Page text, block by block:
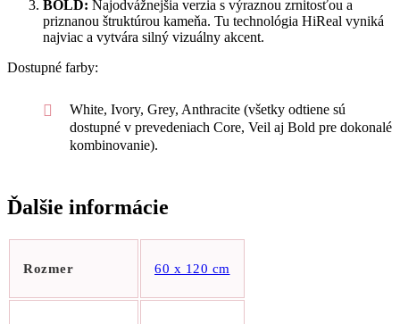
BOLD: Najodvážnejšia verzia s výraznou zrnitosťou a
priznanou štruktúrou kameňa. Tu technológia HiReal vyniká
najviac a vytvára silný vizuálny akcent.
Dostupné farby:
White, Ivory, Grey, Anthracite (všetky odtiene sú
dostupné v prevedeniach Core, Veil aj Bold pre dokonalé
kombinovanie).
Ďalšie informácie
Rozmer 60 x 120 cm